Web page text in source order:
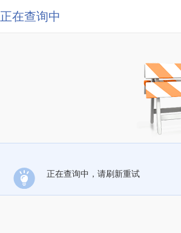
正在查询中
正在查询中，请刷新重试